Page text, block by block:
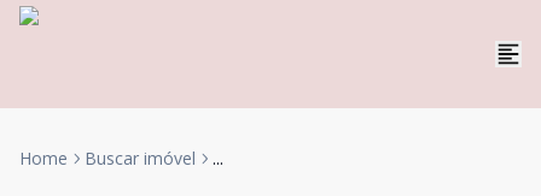
Home Buscar imóvel ...